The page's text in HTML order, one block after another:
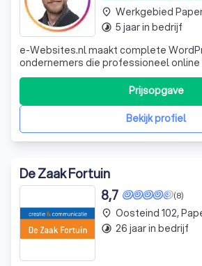
e-Websites.nl maakt complete
ondernemers die professioneel online
zonder technisch gedoe. Veel ondernemers weten dat ze
een goede website nodig hebben,
keuzes zoals hosting, domeinnaam, e-
onderhoud, beveiliging en teksten. Wij
Bekijk profiel
Prijsopgave
place Werkgebied
timelapse 5 jaar in bedrijf
De Zaak Fortuin
(8)
8,7
place Oosteind 102,
timelapse 26 jaar in bedrijf